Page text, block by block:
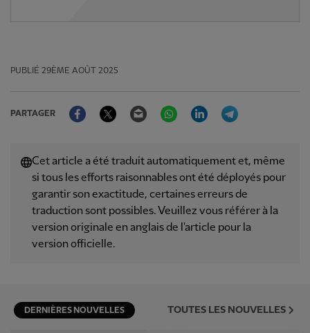
PUBLIÉ 29ÈME AOÛT 2025
PARTAGER
FacebookTwitter Email WhatsAppLinkedIn
Cet article a été traduit automatiquement et, même
si tous les efforts raisonnables ont été déployés pour
garantir son exactitude, certaines erreurs de
traduction sont possibles. Veuillez vous référer à la
version originale en anglais de l'article pour la
version officielle.
DERNIÈRES NOUVELLES TOUTES LES NOUVELLES